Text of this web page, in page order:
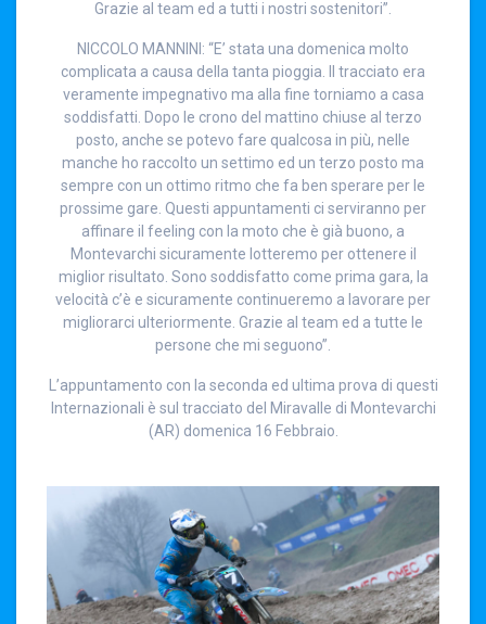
Grazie al team ed a tutti i nostri sostenitori”.
NICCOLO MANNINI: “E’ stata una domenica molto
complicata a causa della tanta pioggia. Il tracciato era
veramente impegnativo ma alla fine torniamo a casa
soddisfatti. Dopo le crono del mattino chiuse al terzo
posto, anche se potevo fare qualcosa in più, nelle
manche ho raccolto un settimo ed un terzo posto ma
sempre con un ottimo ritmo che fa ben sperare per le
prossime gare. Questi appuntamenti ci serviranno per
affinare il feeling con la moto che è già buono, a
Montevarchi sicuramente lotteremo per ottenere il
miglior risultato. Sono soddisfatto come prima gara, la
velocità c’è e sicuramente continueremo a lavorare per
migliorarci ulteriormente. Grazie al team ed a tutte le
persone che mi seguono”.
L’appuntamento con la seconda ed ultima prova di questi
Internazionali è sul tracciato del Miravalle di Montevarchi
(AR) domenica 16 Febbraio.